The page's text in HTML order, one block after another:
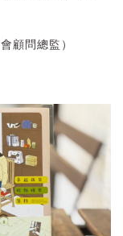
顧問總監）